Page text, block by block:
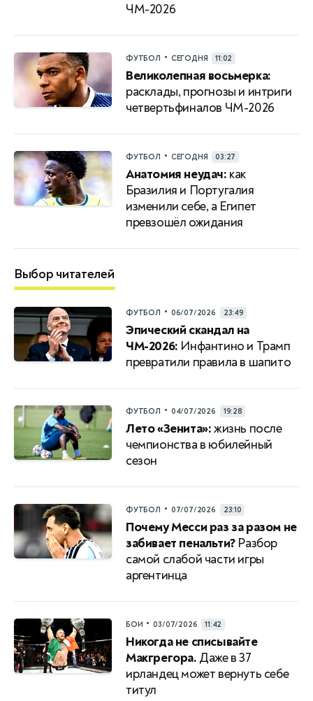
ЧМ-2026
ФУТБОЛ • СЕГОДНЯ 11:02
Великолепная восьмерка:
расклады, прогнозы и интриги
четвертьфиналов ЧМ-2026
ФУТБОЛ • СЕГОДНЯ 03:27
Анатомия неудач: как
Бразилия и Португалия
изменили себе, а Египет
превзошёл ожидания
Выбор читателей
ФУТБОЛ • 06/07/2026 23:49
Эпический скандал на
ЧМ-2026: Инфантино и Трамп
превратили правила в шапито
ФУТБОЛ • 04/07/2026 19:28
Лето «Зенита»:жизнь после
чемпионства в юбилейный
сезон
ФУТБОЛ • 07/07/2026 23:10
Почему Месси раз за разом не
забивает пенальти?Разбор
самой слабой части игры
аргентинца
БОИ • 03/07/2026 11:42
Никогда не списывайте
Макгрегора. Даже в 37
ирландец может вернуть себе
титул